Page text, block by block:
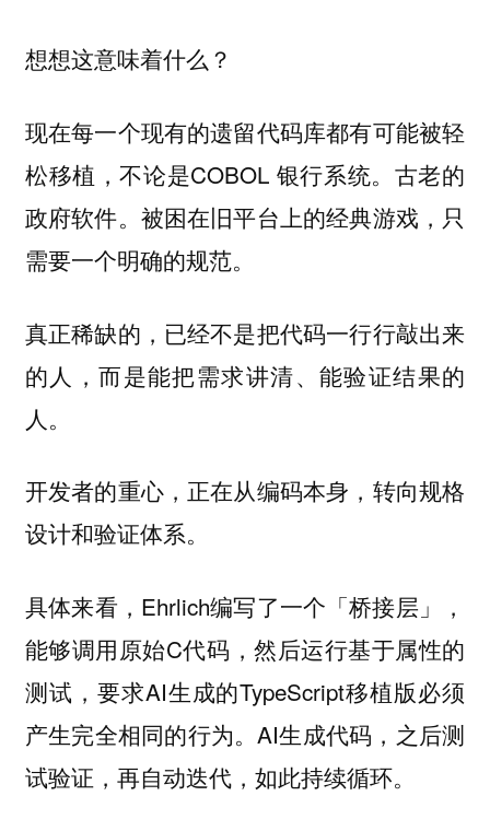
想想这意味着什么？
现在每一个现有的遗留代码库都有可能被轻
松移植，不论是COBOL 银行系统。古老的
政府软件。被困在旧平台上的经典游戏，只
需要一个明确的规范。
真正稀缺的，已经不是把代码一行行敲出来
的人，而是能把需求讲清、能验证结果的
人。
开发者的重心，正在从编码本身，转向规格
设计和验证体系。
具体来看，Ehrlich编写了一个「桥接层」，
能够调用原始C代码，然后运行基于属性的
测试，要求AI生成的TypeScript移植版必须
产生完全相同的行为。AI生成代码，之后测
试验证，再自动迭代，如此持续循环。